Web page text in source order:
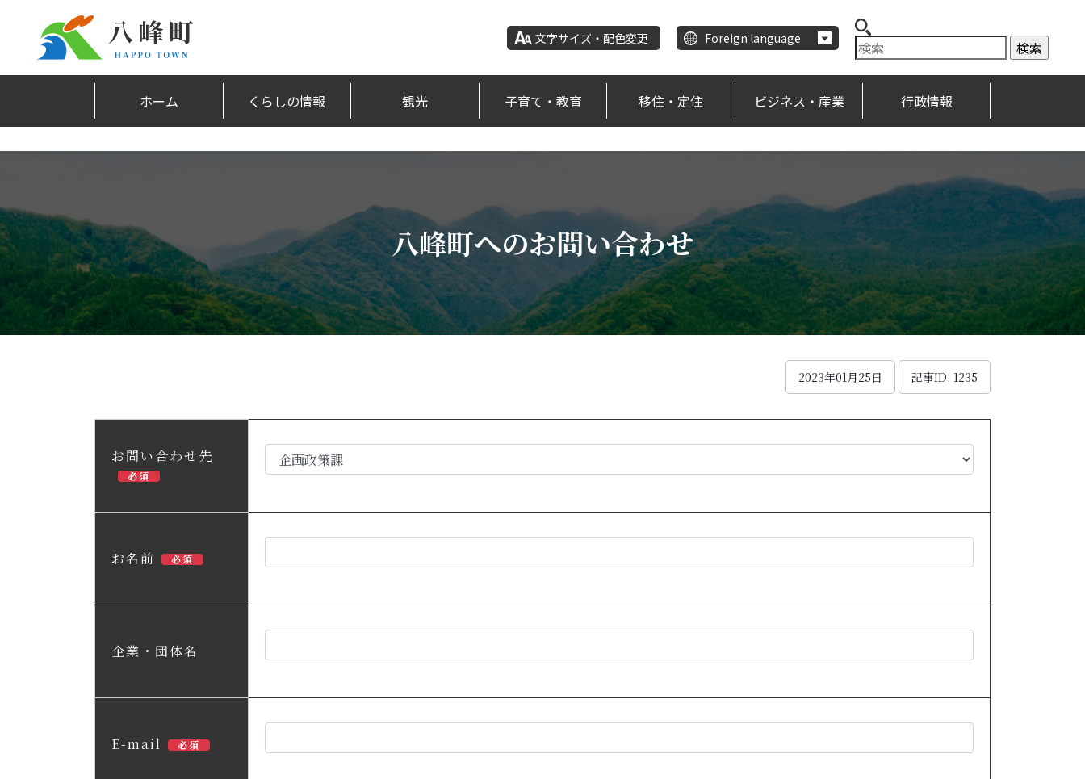
文字サイズ・配色変更 Foreign language
ホーム くらしの情報 観光 子育て・教育 移住・定住 ビジネス・産業 行政情報
八峰町へのお問い合わせ
2023年01月25日 記事ID: 1235
お問い合わせ先
必須
お名前 必須
企業・団体名
E-mail 必須